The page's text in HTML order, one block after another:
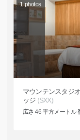
1photos
マウンテンスタジ
ッジ (SXX)
広さ 46 平方メートル